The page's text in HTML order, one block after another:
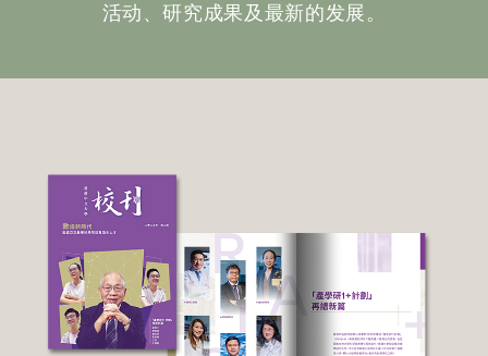
活动、研究成果及最新的发展。